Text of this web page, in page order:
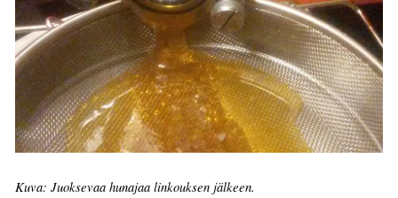
Kuva: Juoksevaa hunajaa linkouksen jälkeen.